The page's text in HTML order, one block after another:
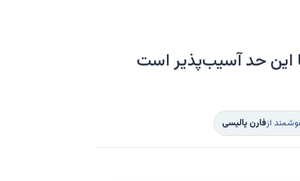
این حد آسیب‌پذیر است
ازفارن پالیسی